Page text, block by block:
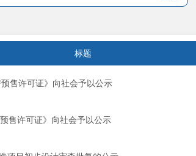
标题
售许可证》向社会予以公示
售许可证》向社会予以公示